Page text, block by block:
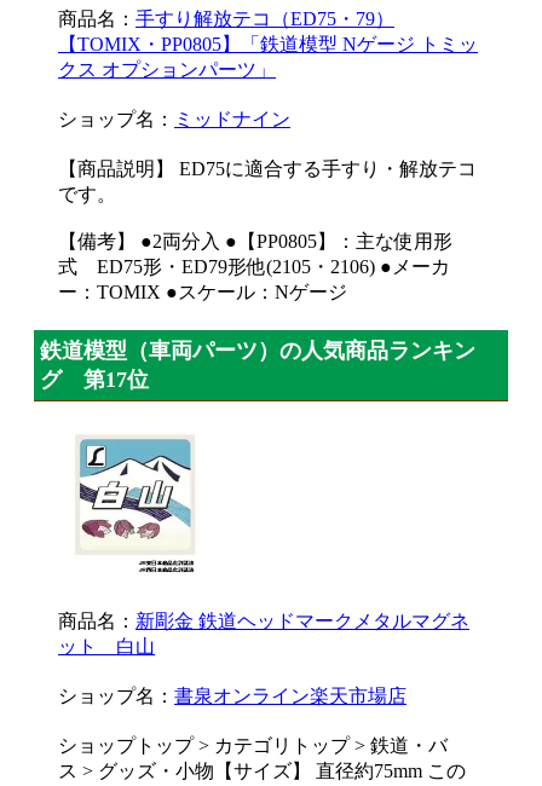
商品名： 手すり解放テコ（ED75・79）
【TOMIX・PP0805】「鉄道模型 Nゲージ トミッ
クス オプションパーツ」
ショップ名： ミッドナイン
【商品説明】 ED75に適合する手すり・解放テコ
です。
【備考】 ●2両分入 ●【PP0805】：主な使用形
式 ED75形・ED79形他(2105・2106) ●メーカ
ー：TOMIX ●スケール：Nゲージ
鉄道模型（車両パーツ）の人気商品ランキン
グ 第17位
商品名： 新彫金 鉄道ヘッドマークメタルマグネ
ット 白山
ショップ名： 書泉オンライン楽天市場店
ショップトップ > カテゴリトップ > 鉄道・バ
ス > グッズ・小物【サイズ】 直径約75mm この